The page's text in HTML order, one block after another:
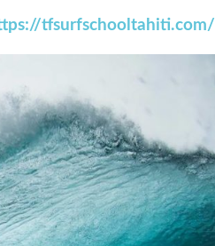
tfsurfschooltahiti.com/